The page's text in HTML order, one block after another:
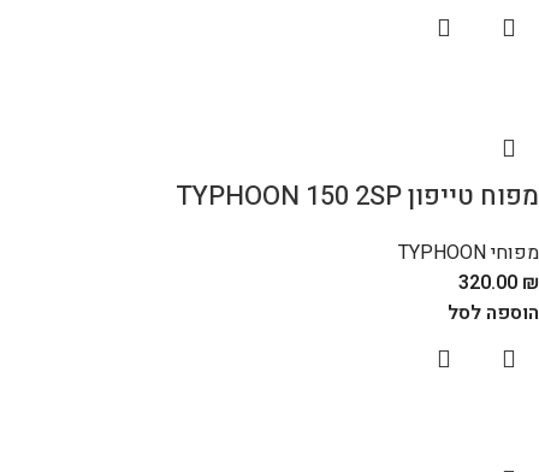
מפוח טייפון TYPHOON 150 2SP
מפוחי TYPHOON
320.00 ₪
הוספה לסל